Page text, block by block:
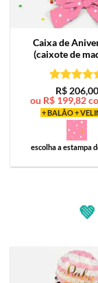
Caixa de
(caixote de
Avaliação5
de 5
R$206,00
ou R$ 199,82
+ BALÃO +
escolha a estampa